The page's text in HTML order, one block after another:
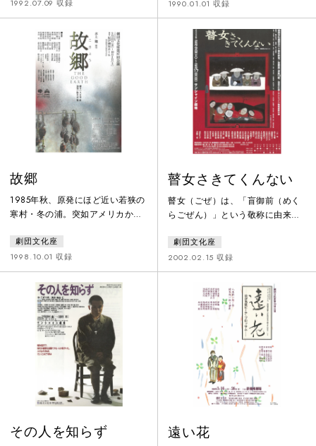
臣・徳川と天下が移り変わるなか
で、平穏だったこの土地にもさま
ざまな人やものが流れ込んできま
した。ところで、この池に住む
「てながえび」のてはどうしてこ
んなに長くなったのか――。この
池にやってくる人間や、池に棲み
ついた「あししばり」という妖怪
が登場する幻想的な物語は、なん
とも愉快なほの
1992.07.09 収録
りか、外では一体何をしているこ
とやら。でも元気で働き者のお内
儀・ちからによって何とか店は切
り盛りされているようです。どん
なことが起ころうと持ち前の負け
ん気の強さで吹き飛ばしていくち
から。しかし時がたつにつれ、戦
争に向かって世間の雲行きも怪し
くなってきました。店は勿論、成
長した子供
1990.01.01 収録
故郷
1985年秋、原発にほど近い若狭の
寒村・冬の浦。突如アメリカから
ンの出現で村は俄かに活況を呈す
る。キャシーの母・松宮はつ江は
アメリカに渡って結婚し一児を得
たが、やがて離婚、娘を残して行
方知れずになっていた。その母に
会いたくて彼女は母の故郷を訪れ
たのだった。人ともすぐ打ち解
け、フィリピンから来この村の嫁
になっているホキとは大の仲良し
になる。そして何よりはつ江の
劇団文化座
1998.10.01 収録
瞽女さきてくんない
瞽女（ごぜ）は、「盲御前（めく
らごぜん）」という敬称に由来す
までにはほぼ全国的に活躍し、20
世紀には新潟県を中心に北陸地方
などを転々としながら三味線を弾
き唄い、門付巡業を主として生業
とした旅芸人である。1919年（大
正八）年。高田市大瀧山天林寺で
は、瞽女たちの年に一度の祭りと
もいうべき妙音講が執り行われて
いた。儀式も終わり、瞽女たちが
無礼講となっている中、境内の影
劇団文化座
2002.02.15 収録
その人を知らず 遠い花